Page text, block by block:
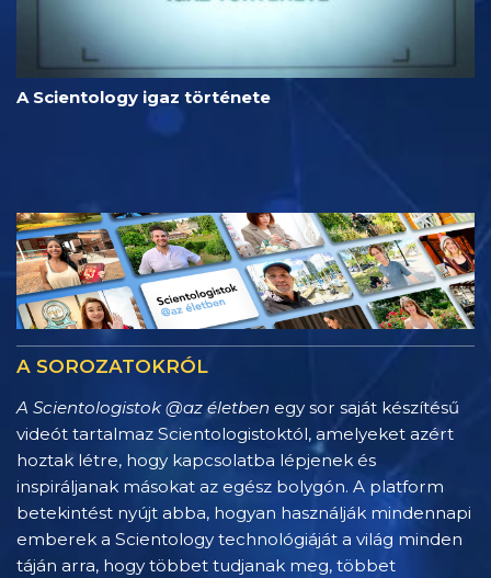
A Scientology igaz története
A SOROZATOKRÓL
A Scientologistok @az életben egy sor saját készítésű
videót tartalmaz Scientologistoktól, amelyeket azért
hoztak létre, hogy kapcsolatba lépjenek és
inspiráljanak másokat az egész bolygón. A platform
betekintést nyújt abba, hogyan használják mindennapi
emberek a Scientology technológiáját a világ minden
táján arra, hogy többet tudjanak meg, többet